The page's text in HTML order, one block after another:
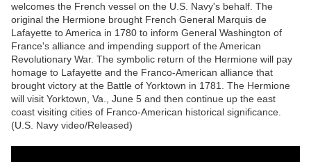
welcomes the French vessel on the U.S. Navy's behalf. The
original the Hermione brought French General Marquis de
Lafayette to America in 1780 to inform General Washington of
France's alliance and impending support of the American
Revolutionary War. The symbolic return of the Hermione will pay
homage to Lafayette and the Franco-American alliance that
brought victory at the Battle of Yorktown in 1781. The Hermione
will visit Yorktown, Va., June 5 and then continue up the east
coast visiting cities of Franco-American historical significance.
(U.S. Navy video/Released)